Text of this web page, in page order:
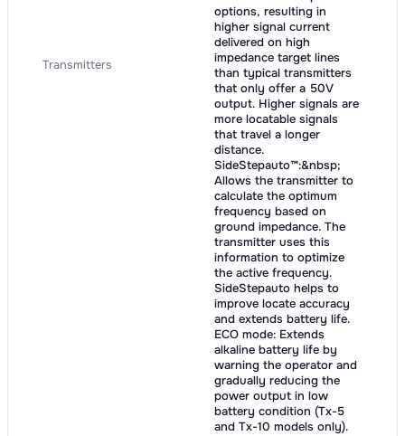
Transmitters
options, resulting in
higher signal current
delivered on high
impedance target lines
than typical transmitters
that only offer a 50V
output. Higher signals are
more locatable signals
that travel a longer
distance.
SideStepauto™:&nbsp;
Allows the transmitter to
calculate the optimum
frequency based on
ground impedance. The
transmitter uses this
information to optimize
the active frequency.
SideStepauto helps to
improve locate accuracy
and extends battery life.
ECO mode: Extends
alkaline battery life by
warning the operator and
gradually reducing the
power output in low
battery condition (Tx-5
and Tx-10 models only).